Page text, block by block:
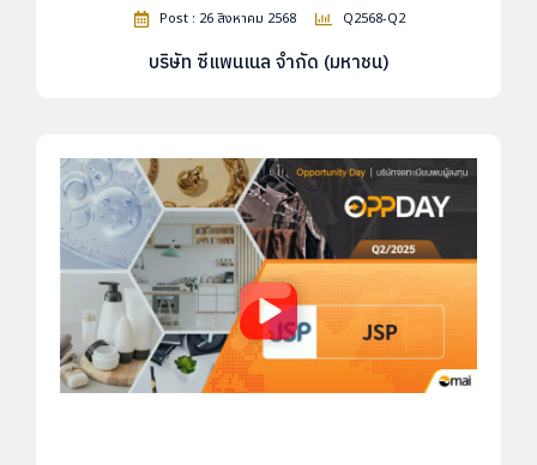
Post : 26 สิงหาคม 2568 Q2568-Q2
บริษัท ซีแพนเนล จำกัด (มหาชน)